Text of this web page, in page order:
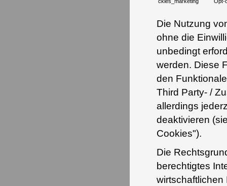
Die Nutzung
ohne die
unbedingt
werden. Diese
den
Third Party- /
allerdings
deaktivieren
Cookies").
Die
berechtigtes
wirtschaftlichen